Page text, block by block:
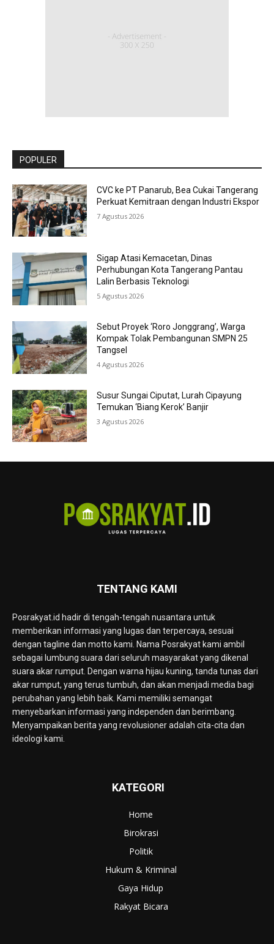
POPULER
CVC ke PT Panarub, Bea Cukai Tangerang
Perkuat Kemitraan dengan Industri Ekspor
7 Agustus 2026
Sigap Atasi Kemacetan, Dinas
Perhubungan Kota Tangerang Pantau
Lalin Berbasis Teknologi
5 Agustus 2026
Sebut Proyek ‘Roro Jonggrang’, Warga
Kompak Tolak Pembangunan SMPN 25
Tangsel
4 Agustus 2026
Susur Sungai Ciputat, Lurah Cipayung
Temukan ‘Biang Kerok’ Banjir
3 Agustus 2026
TENTANG KAMI
Posrakyat.id hadir di tengah-tengah nusantara untuk
memberikan informasi yang lugas dan terpercaya, sesuai
dengan tagline dan motto kami. Nama Posrakyat kami ambil
sebagai lumbung suara dari seluruh masyarakat yang dikenal
suara akar rumput. Dengan warna hijau kuning, tanda tunas dari
akar rumput, yang terus tumbuh, dan akan menjadi media bagi
perubahan yang lebih baik. Kami memiliki semangat
menyebarkan informasi yang independen dan berimbang.
Menyampaikan berita yang revolusioner adalah cita-cita dan
ideologi kami.
KATEGORI
Home
Birokrasi
Politik
Hukum & Kriminal
Gaya Hidup
Rakyat Bicara